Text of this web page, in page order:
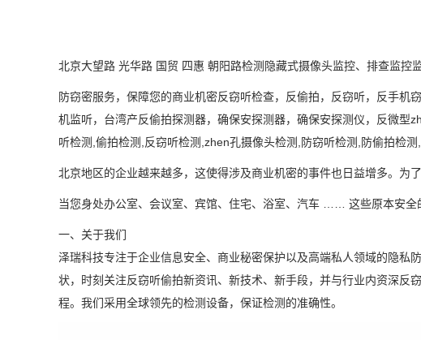
北京大望路 光华路 国贸 四惠 朝阳路检测隐藏式摄像头监控、排查监
防窃密服务，保障您的商业机密反窃听检查，反偷拍，反窃听，反手机
机监听，台湾产反偷拍探测器，确保安探测器，确保安探测仪，反微型
听检测 偷拍检测 反窃听检测 zhen孔摄像头检测 防窃听检测 防偷拍检测
北京地区的企业越来越多，这使得涉及商业机密的事件也日益增多。为
当您身处办公室、会议室、宾馆、住宅、浴室、汽车 …… 这些原本安全
一、关于我们
泽瑞科技专注于企业信息安全、商业秘密保护以及高端私人领域的隐私
状，时刻关注反窃听偷拍新资讯、新技术、新手段，并与行业内资深
程。我们采用全球领先的检测设备，保证检测的准确性。